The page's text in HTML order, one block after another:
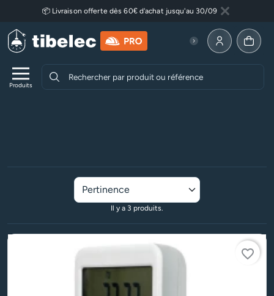
Aller au contenu principal
Lire plus
📦 Livraison offerte dès 60€ d'achat jusqu'au 30/09
Fermer
Produits
Allez à la
Il y a 3 produits.
favorite_border